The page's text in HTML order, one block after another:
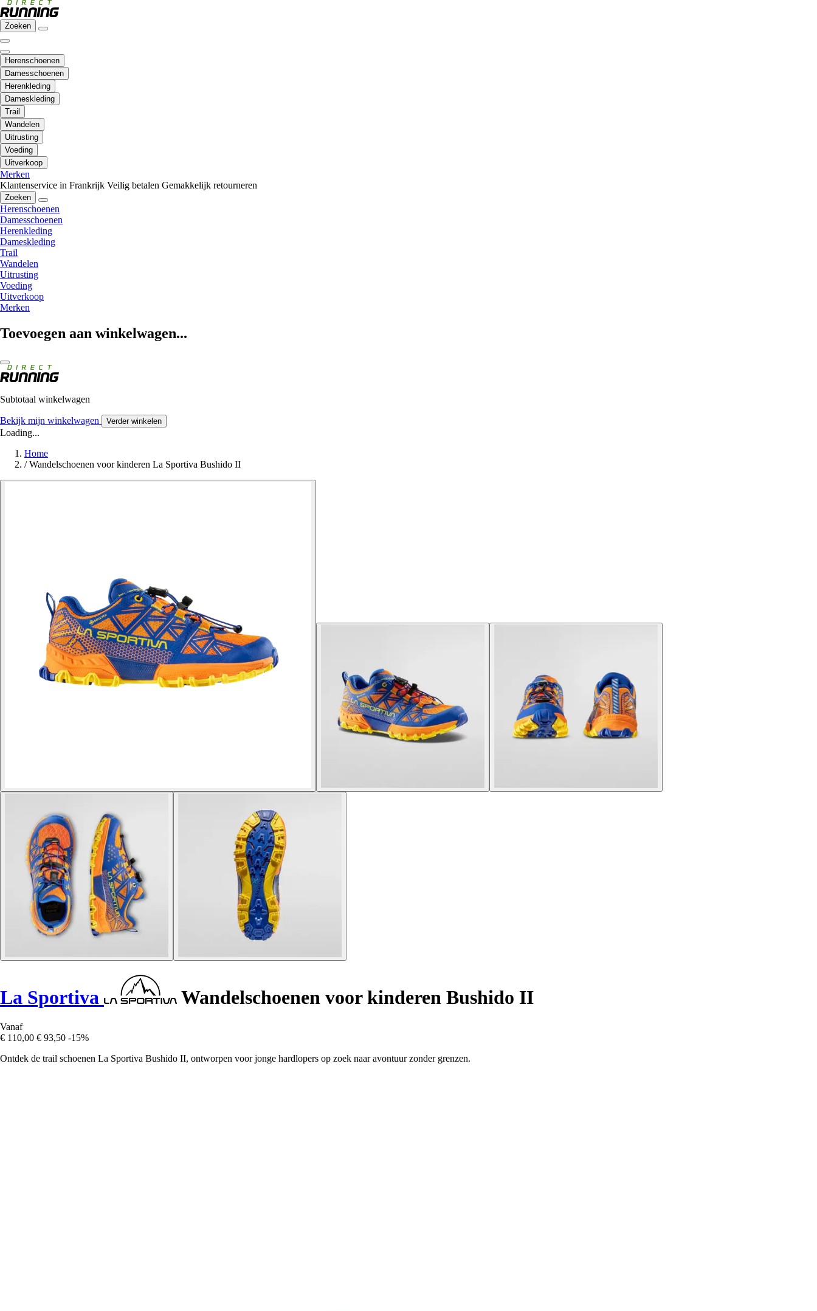
Zoeken
Herenschoenen
Damesschoenen
Herenkleding
Dameskleding
Trail
Wandelen
Uitrusting
Voeding
Uitverkoop
Merken
Klantenservice in Frankrijk Veilig betalen Gemakkelijk retourneren
Zoeken
Herenschoenen
Damesschoenen
Herenkleding
Dameskleding
Trail
Wandelen
Uitrusting
Voeding
Uitverkoop
Merken
Toevoegen aan winkelwagen...
Subtotaal winkelwagen
Bekijk mijn winkelwagen Verder winkelen
Loading...
Home
/ Wandelschoenen voor kinderen La Sportiva Bushido II
La Sportiva Wandelschoenen voor kinderen Bushido II
Vanaf
€ 110,00 € 93,50 -15%
Ontdek de trail schoenen La Sportiva Bushido II, ontworpen voor jonge hardlopers op zoek naar avontuur zonder grenzen.